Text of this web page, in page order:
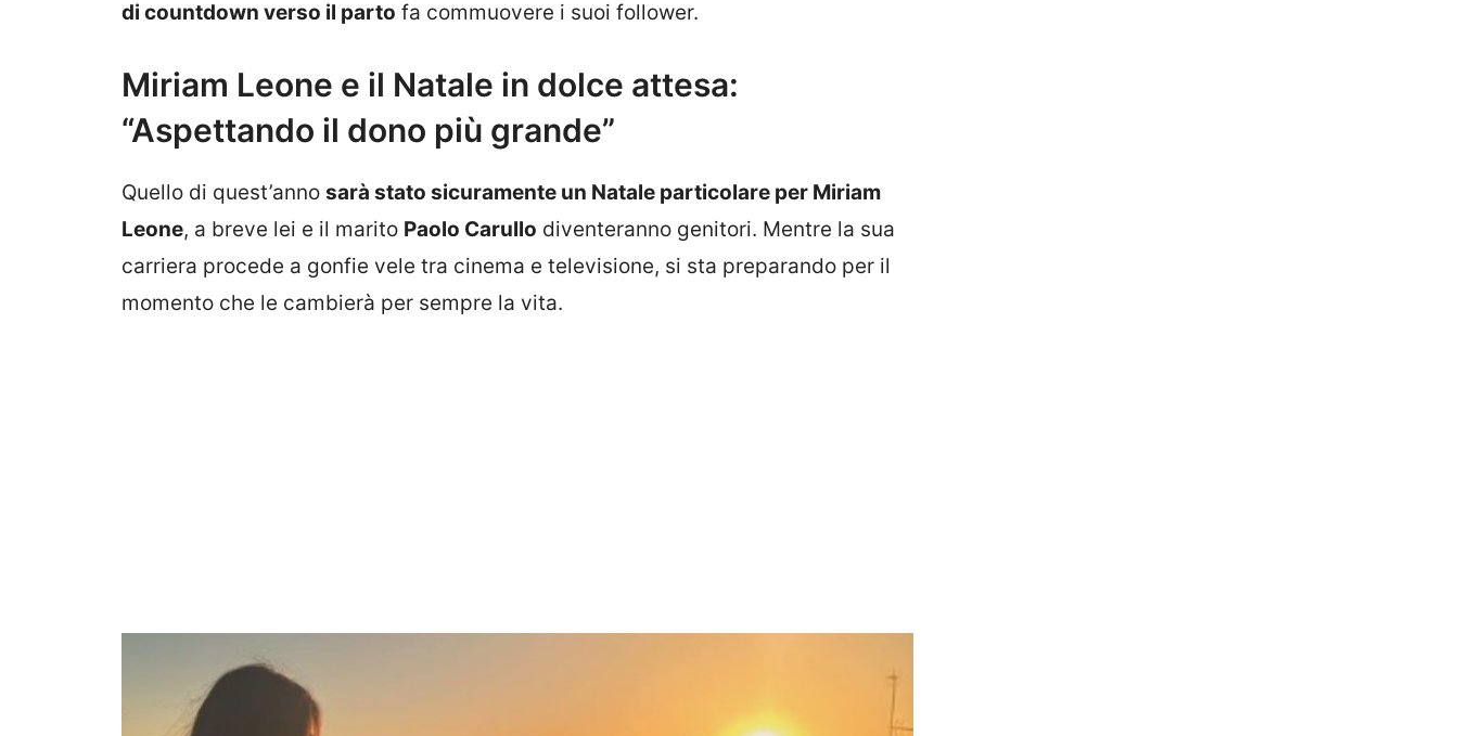
di countdown verso il parto fa commuovere i suoi follower.
Miriam Leone e il Natale in dolce attesa:
“Aspettando il dono più grande”
Quello di quest’anno sarà stato sicuramente un Natale particolare per Miriam
Leone, a breve lei e il marito Paolo Carullo diventeranno genitori. Mentre la sua
carriera procede a gonfie vele tra cinema e televisione, si sta preparando per il
momento che le cambierà per sempre la vita.